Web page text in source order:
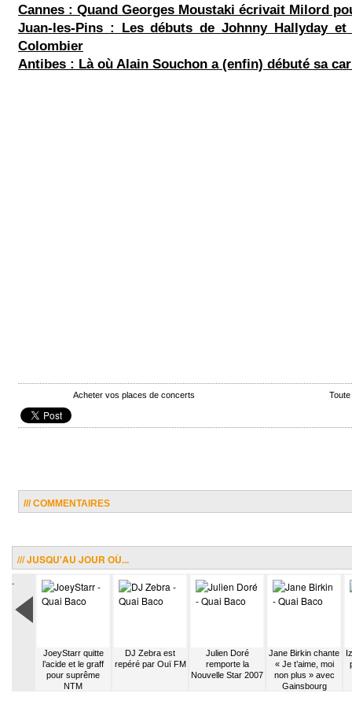
Cannes : Quand Georges Moustaki écrivait Milord
Juan-les-Pins : Les débuts de Johnny Hallyday
Colombier
Antibes : Là où Alain Souchon a (enfin) débuté sa
Acheter vos places de concerts
/// COMMENTAIRES
/// JUSQU'AU JOUR OÙ...
.
JoeyStarr quitte
l’acide et le graff
pour suprême
NTM
DJ Zebra est
repéré par Ouï FM
Julien Doré
remporte la
Nouvelle Star 2007
Jane Birkin chante
« Je t’aime, moi
non plus » avec
Gainsbourg